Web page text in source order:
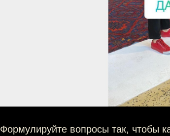
Формулируйте вопросы так, чтобы